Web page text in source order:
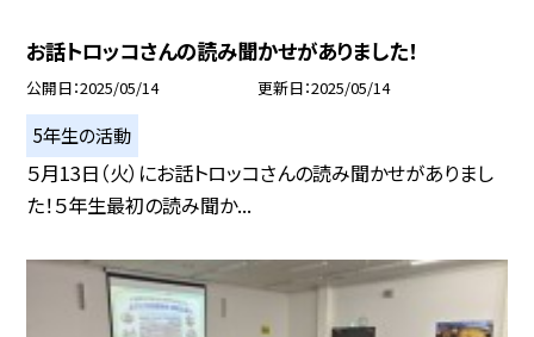
お話トロッコさんの読み聞かせがありました！
公開日 2025/05/14 更新日 2025/05/14
5年生の活動
５月13日（火）にお話トロッコさんの読み聞かせがありまし
た！５年生最初の読み聞か...